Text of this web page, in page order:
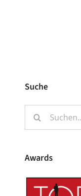
Suche
Suche
nach:
Awards